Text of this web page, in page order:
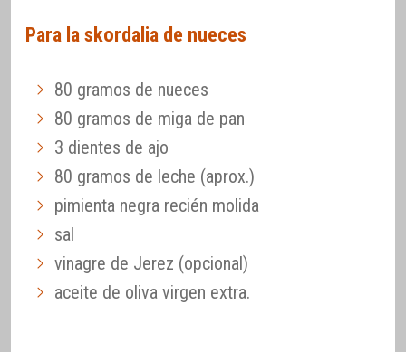
Para la skordalia de nueces
80 gramos de nueces
80 gramos de miga de pan
3 dientes de ajo
80 gramos de leche (aprox.)
pimienta negra recién molida
sal
vinagre de Jerez (opcional)
aceite de oliva virgen extra.